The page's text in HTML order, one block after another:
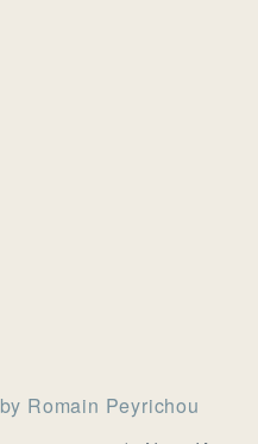
Romain Peyrichou